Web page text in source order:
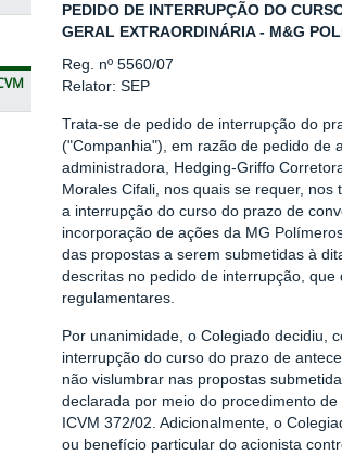
PEDIDO DE INTERRUPÇÃO DO
GERAL EXTRAORDINÁRIA - M&G
Reg. nº 5560/07
Relator: SEP
Trata-se de pedido de interrupção do
("Companhia"), em razão de pedido de
administradora, Hedging-Griffo
Morales Cifali, nos quais se requer, nos
a interrupção do curso do prazo de
incorporação de ações da MG
das propostas a serem submetidas à
descritas no pedido de interrupção,
regulamentares.
Por unanimidade, o Colegiado decidiu,
interrupção do curso do prazo de
não vislumbrar nas propostas
declarada por meio do procedimento de
ICVM 372/02. Adicionalmente, o
ou benefício particular do acionista